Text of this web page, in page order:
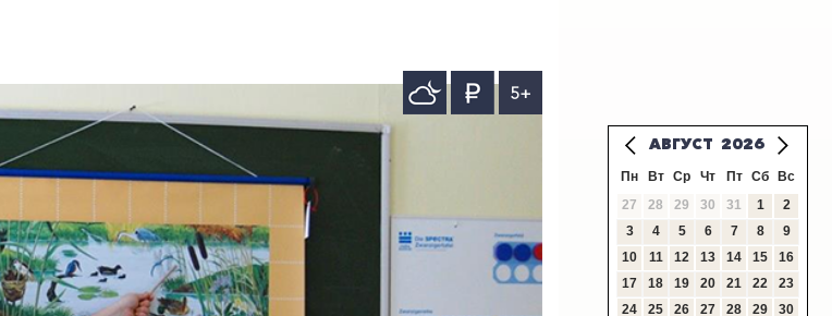
5+
АВГУСТ 2026
Пн Вт Ср Чт Пт Сб
Вс
27
28 29 30 31 1
2
3
4 5 6 7 8
9
10
11 12 13 14 15
16
17
18 19 20 21 22
23
24
25 26 27 28 29
30